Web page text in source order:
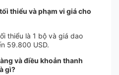
thiểu và phạm vi giá cho
thiểu là 1 bộ và giá dao
59.800 USD.
và điều khoản thanh
gì?